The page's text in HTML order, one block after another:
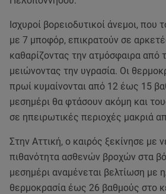
Ισχυροί βορειοδυτικοί άνεμοι, που
με 7 μποφόρ, επικρατούν σε
καθαρίζοντας την ατμόσφαιρα από
μειώνοντας την υγρασία. Οι
πρωί κυμαίνονται από 12 έως 15
μεσημέρι θα φτάσουν ακόμη και
σε ηπειρωτικές περιοχές μακριά
Στην Αττική, ο καιρός ξεκίνησε με
πιθανότητα ασθενών βροχών στα
μεσημέρι αναμένεται βελτίωση με
θερμοκρασία έως 26 βαθμούς στο